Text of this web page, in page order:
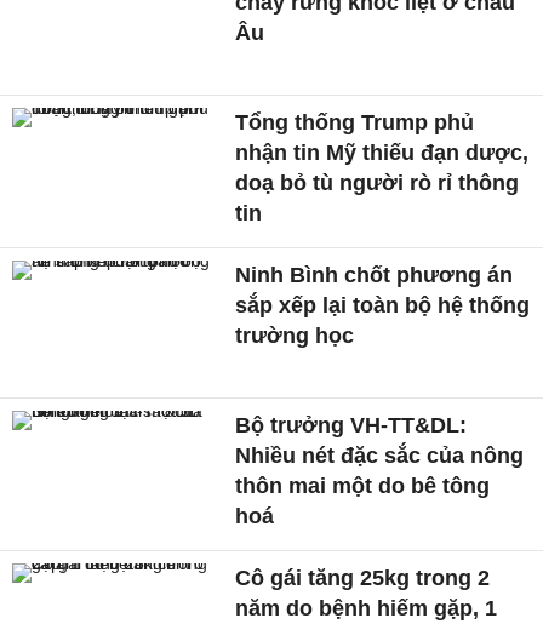
Âu
Tổng thống Trump phủ
nhận tin Mỹ thiếu đạn dược,
doạ bỏ tù người rò rỉ thông
tin
Ninh Bình chốt phương án
sắp xếp lại toàn bộ hệ thống
trường học
Bộ trưởng VH-TT&DL:
Nhiều nét đặc sắc của nông
thôn mai một do bê tông
hoá
Cô gái tăng 25kg trong 2
năm do bệnh hiếm gặp, 1